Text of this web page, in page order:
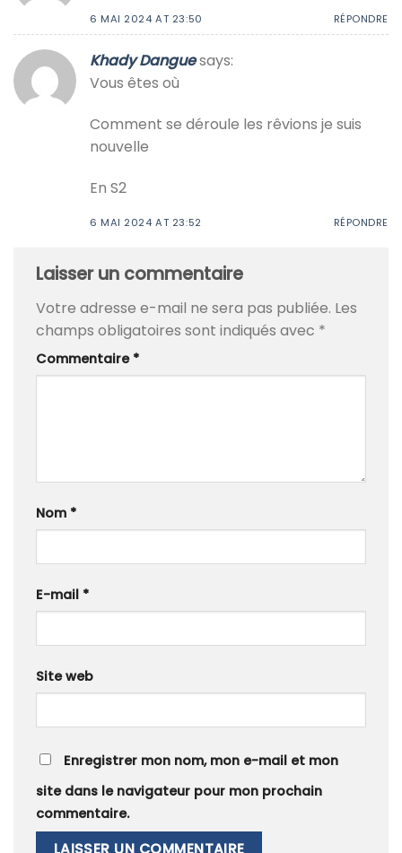
6 MAI 2024 AT 23:50 RÉPONDRE
Khady Danguesays:
Vous êtes où
Comment se déroule les rêvions je suis
nouvelle
En S2
6 MAI 2024 AT 23:52 RÉPONDRE
Laisser un commentaire
Votre adresse e-mail ne sera pas publiée. Les
champs obligatoires sont indiqués avec *
Commentaire *
Nom *
E-mail *
Site web
Enregistrer mon nom, mon e-mail et mon
site dans le navigateur pour mon prochain
commentaire.